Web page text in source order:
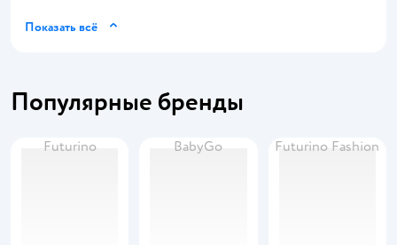
Показать всё
Популярные бренды
Futurino BabyGo Futurino Fashion